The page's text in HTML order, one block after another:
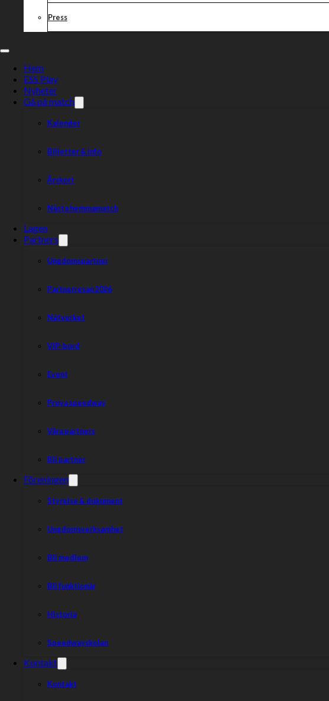
Press
Hem
ESS Play
Nyheter
Gå på match
Kalender
Biljetter & info
Årskort
Nästa hemmamatch
Lagen
Partners
Ungdomspartner
Partnerresan 2026
Nätverket
VIP-bord
Event
Prova speedway
Våra partners
Bli partner
Föreningen
Styrelse & dokument
Ungdomsverksamhet
Bli medlem
Bli funktionär
Historia
Speedwayskolan
Kontakt
Kontakt